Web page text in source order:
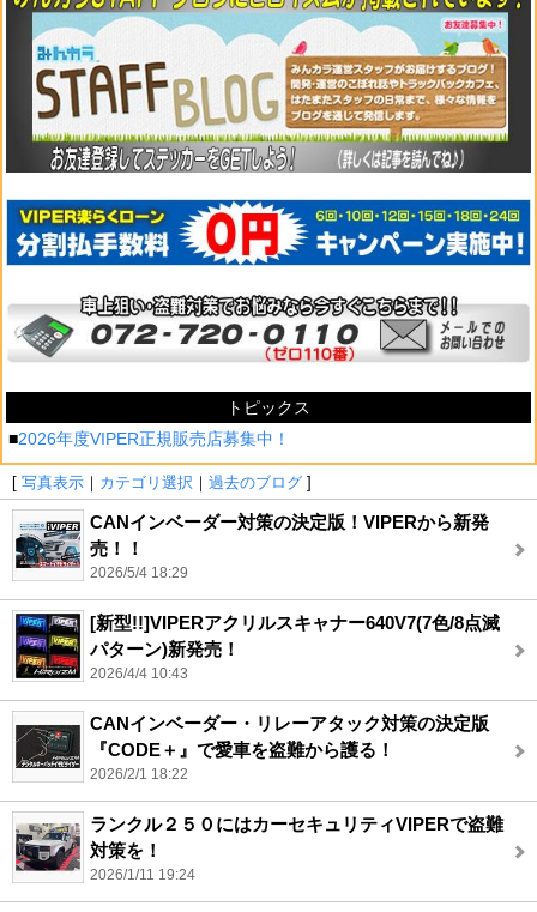
トピックス
■2026年度VIPER正規販売店募集中！
[ 写真表示 ｜ カテゴリ選択 ｜ 過去のブログ ]
CANインベーダー対策の決定版！VIPERから新発
売！！
2026/5/4 18:29
[新型!!]VIPERアクリルスキャナー640V7(7色/8点滅
パターン)新発売！
2026/4/4 10:43
CANインベーダー・リレーアタック対策の決定版
『CODE＋』で愛車を盗難から護る！
2026/2/1 18:22
ランクル２５０にはカーセキュリティVIPERで盗難
対策を！
2026/1/11 19:24